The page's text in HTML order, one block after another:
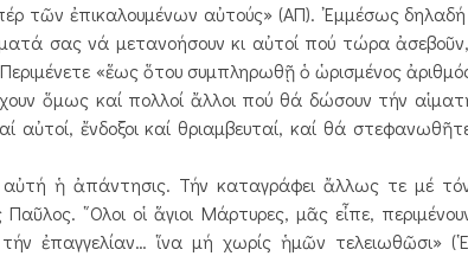
τῶν ἐπικαλουμένων αὐτούς» (ΑΠ). ᾿Εμμέσως
σας νά μετανοήσουν κι αὐτοί πού τώρα
«ἕως ὅτου συμπληρωθῇ ὁ ὡρισμένος
ὅμως καί πολλοί ἄλλοι πού θά δώσουν τήν
αὐτοί, ἔνδοξοι καί θριαμβευταί, καί θά
ἡ ἀπάντησις. Τήν καταγράφει ἄλλως τε μέ τόν
῞Ολοι οἱ ἅγιοι Μάρτυρες, μᾶς εἶπε,
ἐπαγγελίαν… ἵνα μή χωρίς ἡμῶν τελειωθῶσι»